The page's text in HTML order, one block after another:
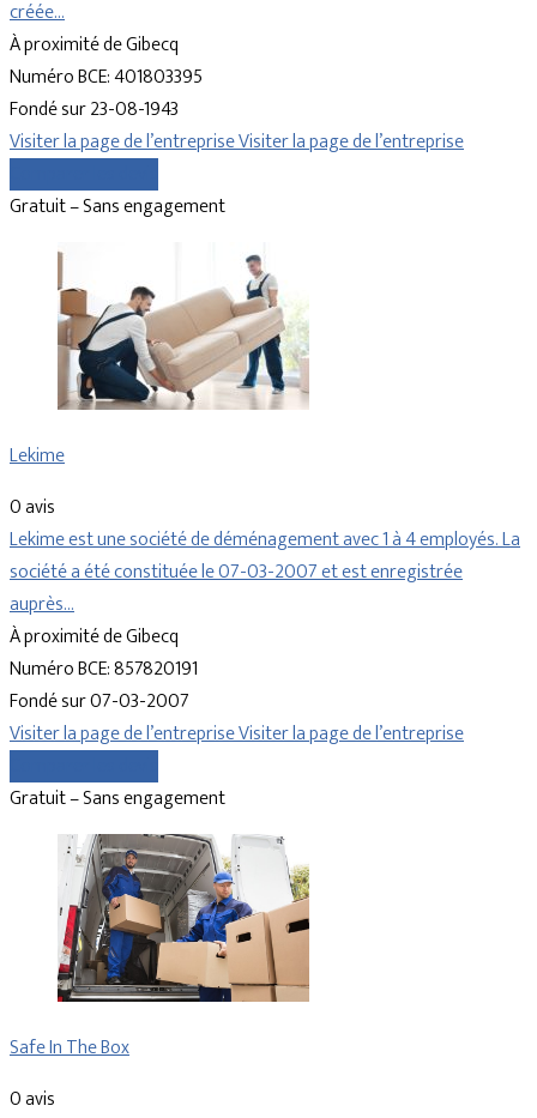
créée…
À proximité de Gibecq
Numéro BCE: 401803395
Fondé sur 23-08-1943
Visiter la page de l’entrepriseVisiter la page de l’entreprise
Gratuit – Sans engagement
Lekime
0 avis
Lekime est une société de déménagement avec 1 à 4 employés. La
société a été constituée le 07-03-2007 et est enregistrée
auprès…
À proximité de Gibecq
Numéro BCE: 857820191
Fondé sur 07-03-2007
Visiter la page de l’entrepriseVisiter la page de l’entreprise
Gratuit – Sans engagement
Safe In The Box
0 avis